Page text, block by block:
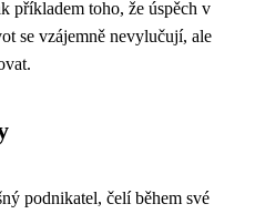
příkladem toho, že úspěch v
se vzájemně nevylučují, ale
podnikatel, čelí během své